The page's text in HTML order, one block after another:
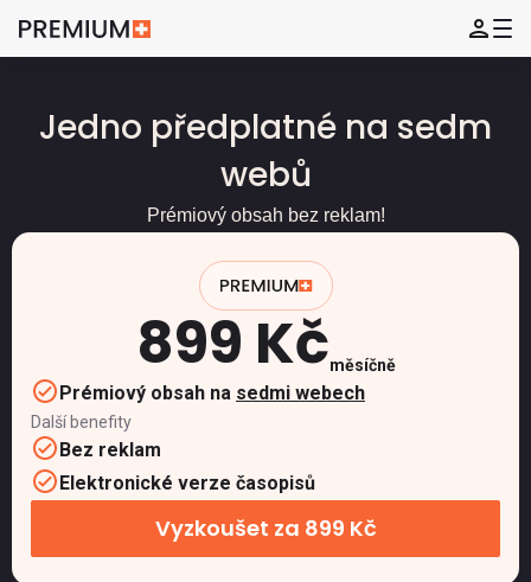
Jedno předplatné na sedm
webů
Prémiový obsah bez reklam!
899 Kčměsíčně
Prémiový obsah na sedmi webech
Další benefity
Bez reklam
Elektronické verze časopisů
Vyzkoušet za 899 Kč